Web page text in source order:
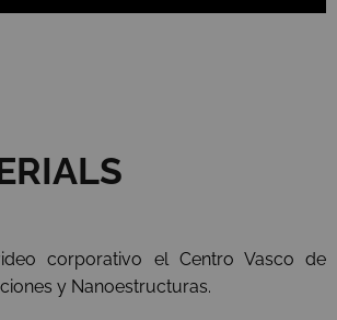
corporativo el Centro Vasco de
y Nanoestructuras.